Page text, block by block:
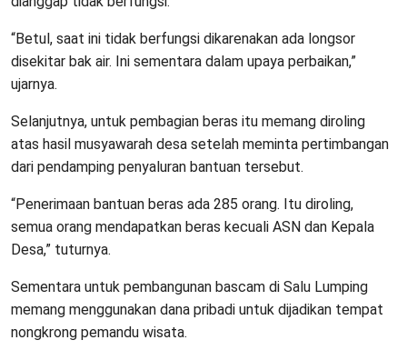
“Betul, saat ini tidak berfungsi dikarenakan ada longsor
disekitar bak air. Ini sementara dalam upaya perbaikan,”
ujarnya.
Selanjutnya, untuk pembagian beras itu memang diroling
atas hasil musyawarah desa setelah meminta pertimbangan
dari pendamping penyaluran bantuan tersebut.
“Penerimaan bantuan beras ada 285 orang. Itu diroling,
semua orang mendapatkan beras kecuali ASN dan Kepala
Desa,” tuturnya.
Sementara untuk pembangunan bascam di Salu Lumping
memang menggunakan dana pribadi untuk dijadikan tempat
nongkrong pemandu wisata.